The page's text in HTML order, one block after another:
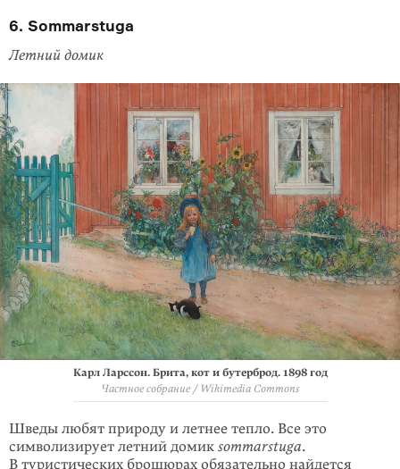
6. Sommarstuga
Летний домик
Карл Ларссон. Брита, кот и бутерброд. 1898 год
Частное собрание / Wikimedia Commons
Шведы любят природу и летнее тепло. Все это
символизирует летний домик sommarstuga.
В туристических брошюрах обязательно найдется